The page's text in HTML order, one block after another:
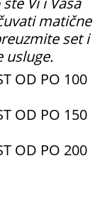
matične
set i
usluge.
OD PO 100
OD PO 150
OD PO 200